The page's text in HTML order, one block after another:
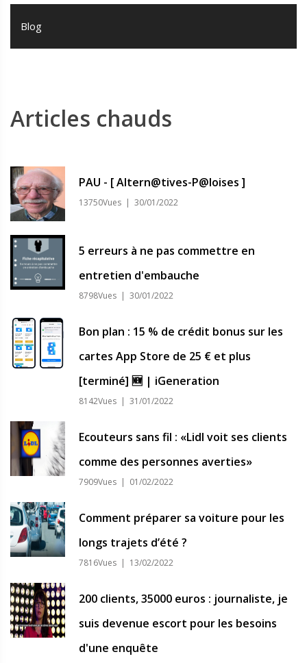
Blog
Articles chauds
PAU - [ Altern@tives-P@loises ]
13750Vues | 30/01/2022
5 erreurs à ne pas commettre en
entretien d'embauche
8798Vues | 30/01/2022
Bon plan : 15 % de crédit bonus sur les
cartes App Store de 25 € et plus
[terminé] 🆕 | iGeneration
8142Vues | 31/01/2022
Ecouteurs sans fil : «Lidl voit ses clients
comme des personnes averties»
7909Vues | 01/02/2022
Comment préparer sa voiture pour les
longs trajets d’été ?
7816Vues | 13/02/2022
200 clients, 35000 euros : journaliste, je
suis devenue escort pour les besoins
d'une enquête